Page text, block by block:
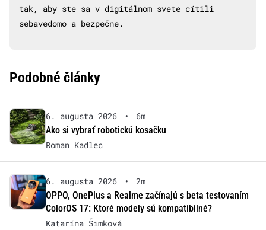
tak, aby ste sa v digitálnom svete cítili
sebavedomo a bezpečne.
Podobné články
6. augusta 2026 •
6m
Ako si vybrať robotickú kosačku
Roman Kadlec
6. augusta 2026 •
2m
OPPO, OnePlus a Realme začínajú s beta testovaním
ColorOS 17: Ktoré modely sú kompatibilné?
Katarína Šimková